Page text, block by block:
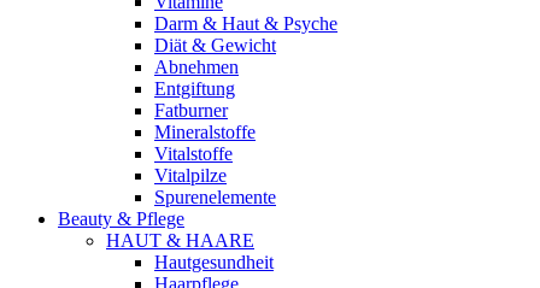
Darm & Haut & Psyche
Diät & Gewicht
Abnehmen
Entgiftung
Fatburner
Mineralstoffe
Vitalstoffe
Vitalpilze
Spurenelemente
Beauty & Pflege
HAUT & HAARE
Hautgesundheit
Haarpflege